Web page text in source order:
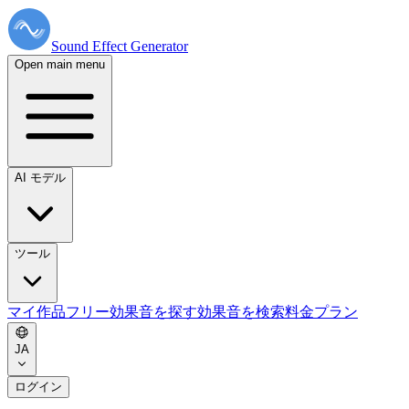
Sound Effect Generator
Open main menu
AI モデル
ツール
マイ作品フリー効果音を探す効果音を検索料金プラン
JA
ログイン